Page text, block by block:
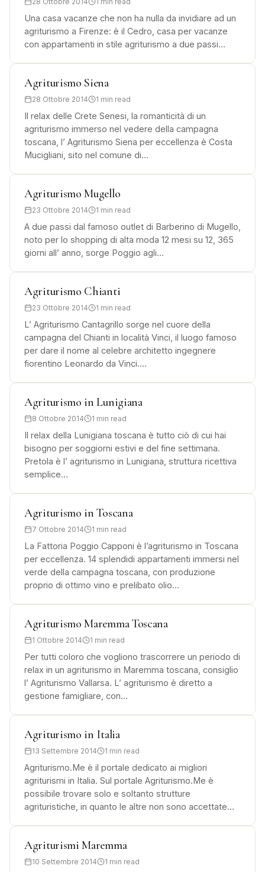
Una casa vacanze che non ha nulla da invidiare ad un
agriturismo a Firenze: è il Cedro, casa per vacanze
con appartamenti in stile agriturismo a due passi…
Agriturismo Siena
28 Ottobre 2014 1 min read
Il relax delle Crete Senesi, la romanticità di un
agriturismo immerso nel vedere della campagna
toscana, l’ Agriturismo Siena per eccellenza è Costa
Mucigliani, sito nel comune di…
Agriturismo Mugello
23 Ottobre 2014 1 min read
A due passi dal famoso outlet di Barberino di Mugello,
noto per lo shopping di alta moda 12 mesi su 12, 365
giorni all’ anno, sorge Poggio agli…
Agriturismo Chianti
23 Ottobre 2014 1 min read
L’ Agriturismo Cantagrillo sorge nel cuore della
campagna del Chianti in località Vinci, il luogo famoso
per dare il nome al celebre architetto ingegnere
fiorentino Leonardo da Vinci.…
Agriturismo in Lunigiana
8 Ottobre 2014 1 min read
Il relax della Lunigiana toscana è tutto ciò di cui hai
bisogno per soggiorni estivi e del fine settimana.
Pretola è l’ agriturismo in Lunigiana, struttura ricettiva
semplice…
Agriturismo in Toscana
7 Ottobre 2014 1 min read
La Fattoria Poggio Capponi è l’agriturismo in Toscana
per eccellenza. 14 splendidi appartamenti immersi nel
verde della campagna toscana, con produzione
proprio di ottimo vino e prelibato olio…
Agriturismo Maremma Toscana
1 Ottobre 2014 1 min read
Per tutti coloro che vogliono trascorrere un periodo di
relax in un agriturismo in Maremma toscana, consiglio
l’ Agriturismo Vallarsa. L’ agriturismo è diretto a
gestione famigliare, con…
Agriturismo in Italia
13 Settembre 2014 1 min read
Agriturismo.Me è il portale dedicato ai migliori
agriturismi in Italia. Sul portale Agriturismo.Me è
possibile trovare solo e soltanto strutture
agrituristiche, in quanto le altre non sono accettate…
Agriturismi Maremma
10 Settembre 2014 1 min read